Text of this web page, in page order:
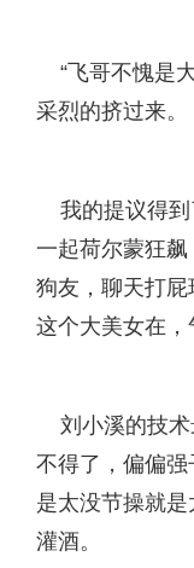
“飞哥不愧是
采烈的挤过来。
我的提议得到
一起荷尔蒙狂
狗友，聊天打
这个大美女在，
刘小溪的技术
不得了，偏偏
是太没节操就
灌酒。